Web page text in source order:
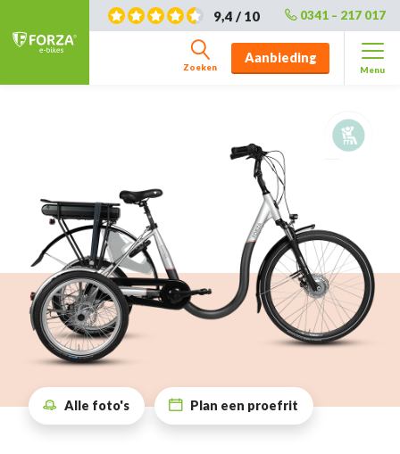
9,4 / 10 0341 – 217 017
Zoeken
Aanbieding
Menu
Alle foto's Plan een proefrit